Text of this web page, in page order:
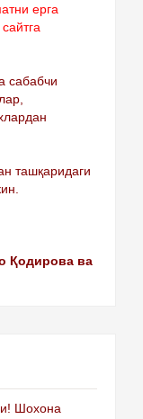
ерга
сабабчи
ташқаридаги
Қодирова ва
Шохона